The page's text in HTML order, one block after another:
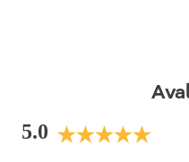
no trabalho. Para um visual
combine com jeans skinny.
Cor:Bege
5.0